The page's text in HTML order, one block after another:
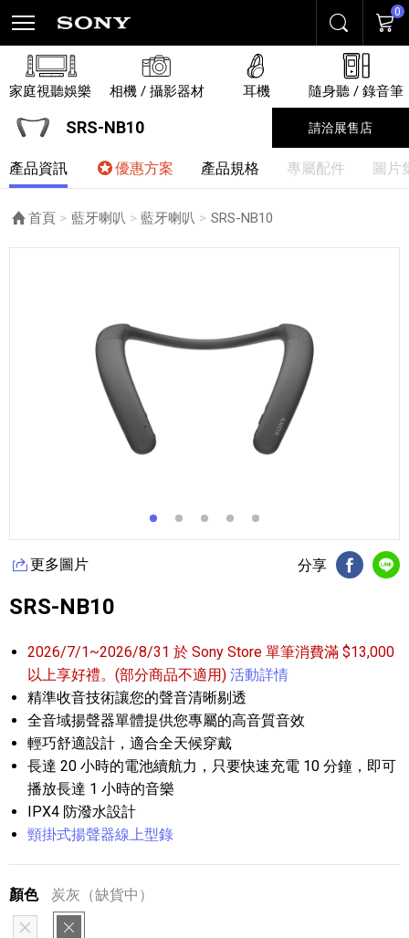
搜尋 購物
0
家庭視聽娛樂 相機 / 攝影器材 耳機 隨身聽 / 錄音筆
SRS-NB10 請洽展售店
產品資訊 優惠方案 產品規格 專屬配件 圖片
首頁 藍牙喇叭 藍牙喇叭 目前頁面：
SRS-NB10
更多圖片 分享
FB分享
SRS-NB10
2026/7/1~2026/8/31 於 Sony Store 單筆消費滿 $13,000
以上享好禮。(部分商品不適用) 活動詳情
精準收音技術讓您的聲音清晰剔透
全音域揚聲器單體提供您專屬的高音質音效
輕巧舒適設計，適合全天候穿戴
長達 20 小時的電池續航力，只要快速充電 10 分鐘，即可
播放長達 1 小時的音樂
IPX4 防潑水設計
頸掛式揚聲器線上型錄
顏色 炭灰（缺貨中）
白色 炭灰